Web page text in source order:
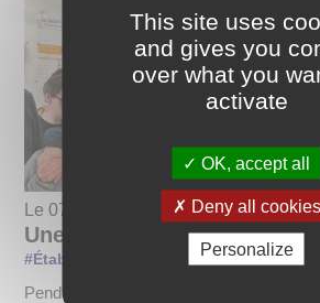
Le 07/07/2026
Une semaine au rythme du
#Établissements & Services CAJ Les
Pendant une semaine le CAJ Les
This site uses
and gives you
over what you
activate
OK, accept all
Deny all cookies
Personalize